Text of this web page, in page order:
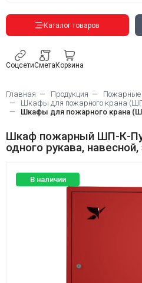
Каталог товаров
СоцсетиСметаКорзина
Главная Продукция
Шкафы для пожарного крана
Шкафы для пожарного крана
Шкаф пожарный ШП-К-
одного рукава,
В наличии